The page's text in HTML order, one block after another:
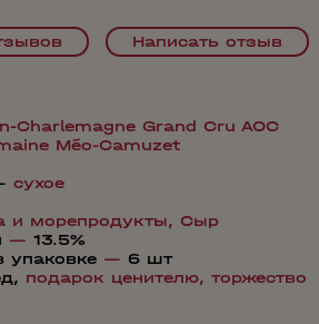
Написать отзыв
Charlemagne Grand Cru AOС
Méo-Camuzet
сухое
и морепродукты, Сыр
— 13.5%
упаковке — 6 шт
подарок ценителю, торжество